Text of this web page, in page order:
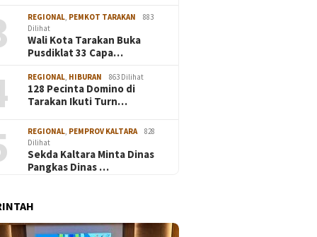
REGIONAL PEMKOT TARAKAN
883
Dilihat
Wali Kota Tarakan Buka
Pusdiklat 33 Capa…
REGIONAL HIBURAN 863 Dilihat
128 Pecinta Domino di
Tarakan Ikuti Turn…
REGIONAL PEMPROV KALTARA
828
Dilihat
Sekda Kaltara Minta Dinas
Pangkas Dinas …